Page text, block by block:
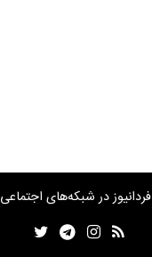
فردانیوز در شبکه‌های اجتماعی